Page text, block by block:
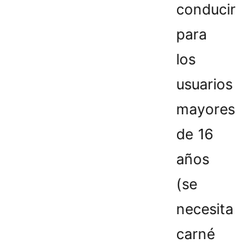
conducir
para
los
usuarios
mayores
de 16
años
(se
necesita
carné